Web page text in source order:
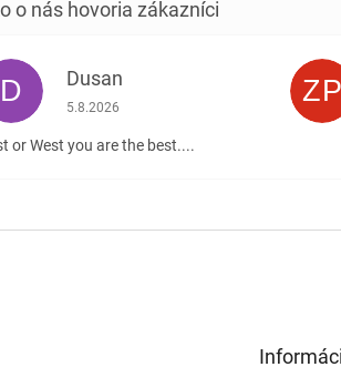
D Dusan
Hodnotenie obchodu je 5 z 5 hviezdičiek.
5.8.2026
or West you are the best....
ZP